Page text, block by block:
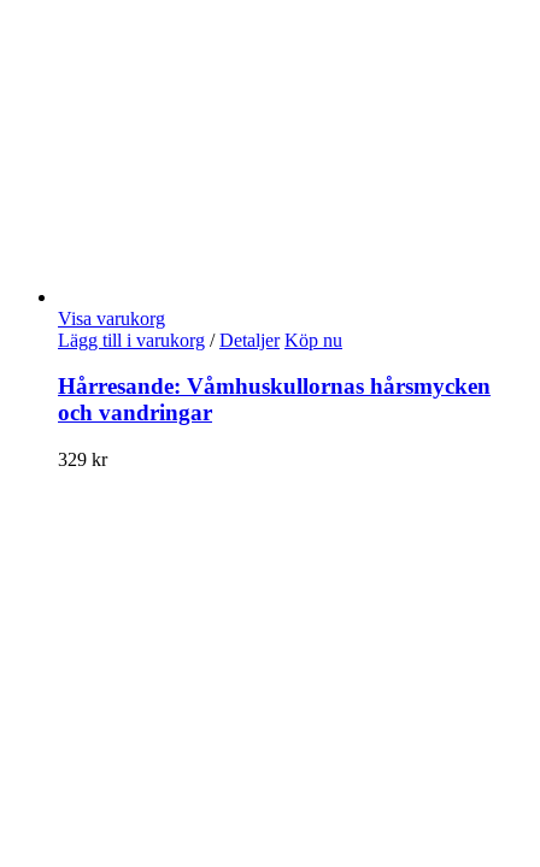
Visa varukorg
Lägg till i varukorg / Detaljer Köp nu
Hårresande: Våmhuskullornas hårsmycken
och vandringar
329 kr